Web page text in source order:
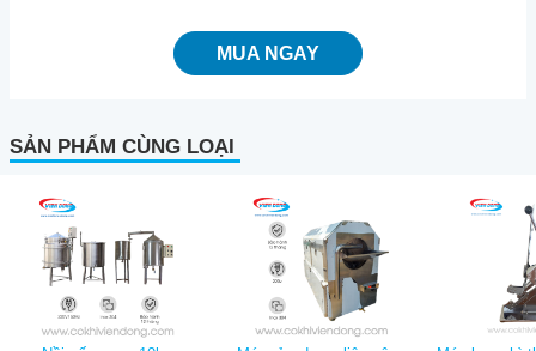
MUA NGAY
SẢN PHẨM CÙNG LOẠI